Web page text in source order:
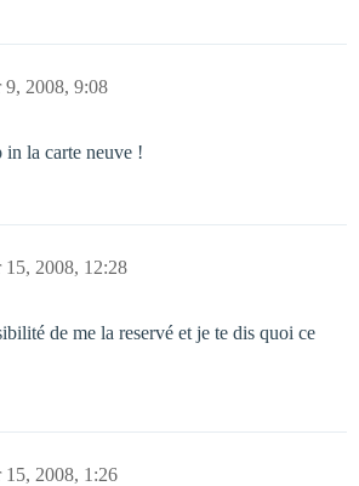
9, 2008, 9:08
la carte neuve !
15, 2008, 12:28
de me la reservé et je te dis quoi ce
15, 2008, 1:26